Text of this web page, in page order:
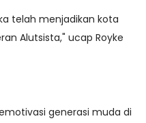
telah menjadikan kota
Alutsista," ucap Royke
generasi muda di